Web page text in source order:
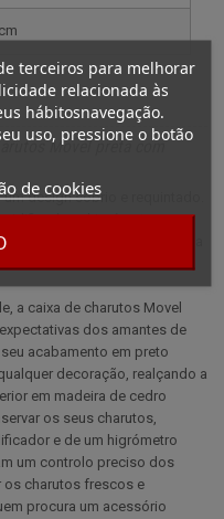
terceiros para melhorar
relacionada às
hábitosnavegação.
uso, pressione o botão
de cookies
Movel preta com
design sóbrio e requintado.
e higrómetro
dos seus charutos numa
a caixa de charutos Movel
dos amantes de
acabamento em preto
decoração, realçando a
em madeira de cedro
os seus charutos,
e de um higrómetro
um controlo preciso dos
os charutos frescos e
procura um acessório